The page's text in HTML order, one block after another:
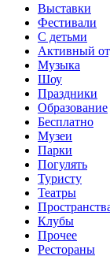
Выставки
Фестивали
С детьми
Активный
Музыка
Шоу
Праздники
Образование
Бесплатно
Музеи
Парки
Погулять
Туристу
Театры
Клубы
Прочее
Рестораны